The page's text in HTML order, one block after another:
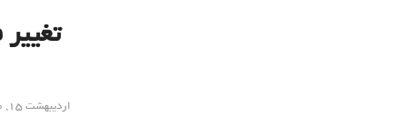
اردیبهشت ۱۵, ۱۴۰۰